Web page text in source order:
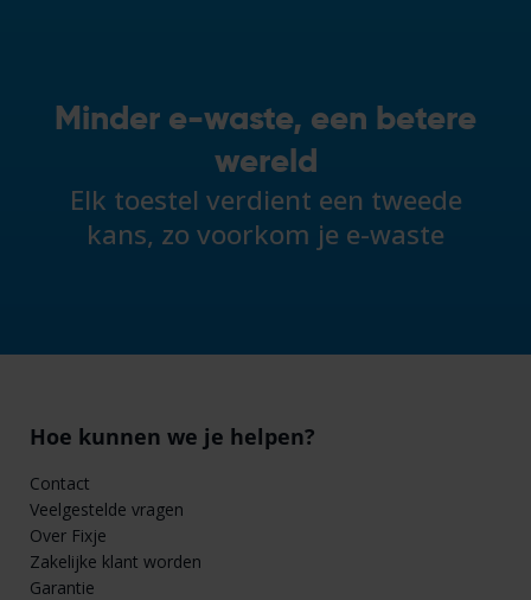
Minder e-waste, een betere
wereld
Elk toestel verdient een tweede
kans, zo voorkom je e-waste
Hoe kunnen we je helpen?
Contact
Veelgestelde vragen
Over Fixje
Zakelijke klant worden
Garantie